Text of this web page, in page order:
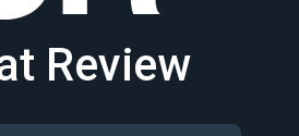
Review